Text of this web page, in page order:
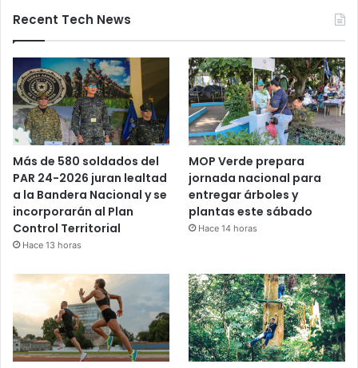
Recent Tech News
Más de 580 soldados del
PAR 24-2026 juran lealtad
a la Bandera Nacional y se
incorporarán al Plan
Control Territorial
Hace 13 horas
MOP Verde prepara
jornada nacional para
entregar árboles y
plantas este sábado
Hace 14 horas